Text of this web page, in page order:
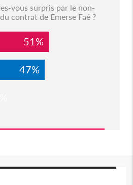
vous surpris par le non-
contrat de Emerse Faé ?
51%
47%